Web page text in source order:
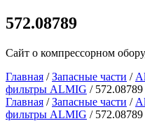
572.08789
Сайт о компрессорном
Главная /Запасные части /
фильтры ALMIG / 572.08789
Главная /Запасные части /
фильтры ALMIG / 572.08789